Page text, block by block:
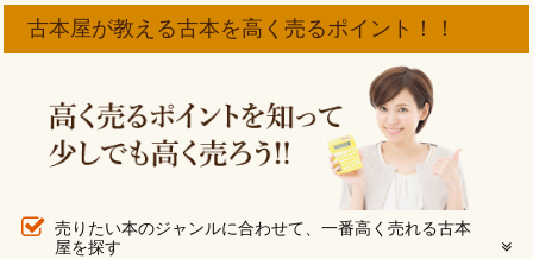
古本屋が教える古本を高く売るポイント！！
売りたい本のジャンルに合わせて、一番高く売れる古本
屋を探す